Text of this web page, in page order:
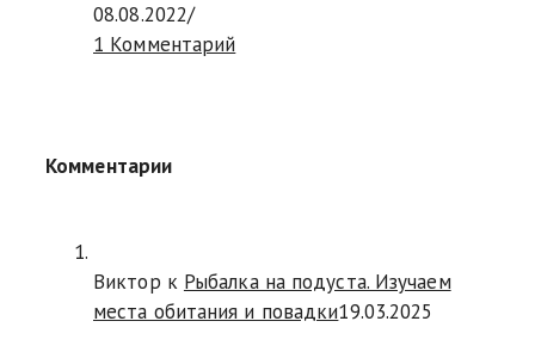
08.08.2022/
1 Комментарий
Комментарии
Виктор к Рыбалка на подуста. Изучаем
места обитания и повадки19.03.2025